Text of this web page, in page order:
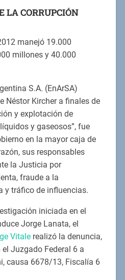
LA CORRUPCIÓN
manejó 19.000
millones y 40.000
S.A. (EnArSA)
Néstor Kircher a finales de
y explotación de
y gaseosos”, fue
en la mayor caja de
sus responsables
la Justicia por
fraude a la
y tráfico de influencias.
iniciada en el
Jorge Lanata, el
Vitalerealizó la denuncia,
Juzgado Federal 6 a
causa 6678/13, Fiscalía 6